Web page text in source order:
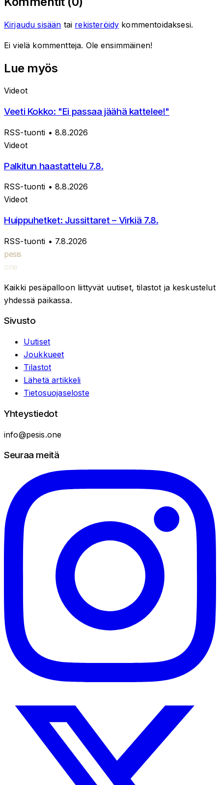
Kirjaudu sisään tai rekisteröidy kommentoidaksesi.
Ei vielä kommentteja. Ole ensimmäinen!
Lue myös
Videot
Veeti Kokko: "Ei passaa jäähä kattelee!"
RSS-tuonti • 8.8.2026
Videot
Palkitun haastattelu 7.8.
RSS-tuonti • 8.8.2026
Videot
Huippuhetket: Jussittaret – Virkiä 7.8.
RSS-tuonti • 7.8.2026
pesis
one
Kaikki pesäpalloon liittyvät uutiset, tilastot ja keskustelut
yhdessä paikassa.
Sivusto
Uutiset
Joukkueet
Tilastot
Lähetä artikkeli
Tietosuojaseloste
Yhteystiedot
info@pesis.one
Seuraa meitä